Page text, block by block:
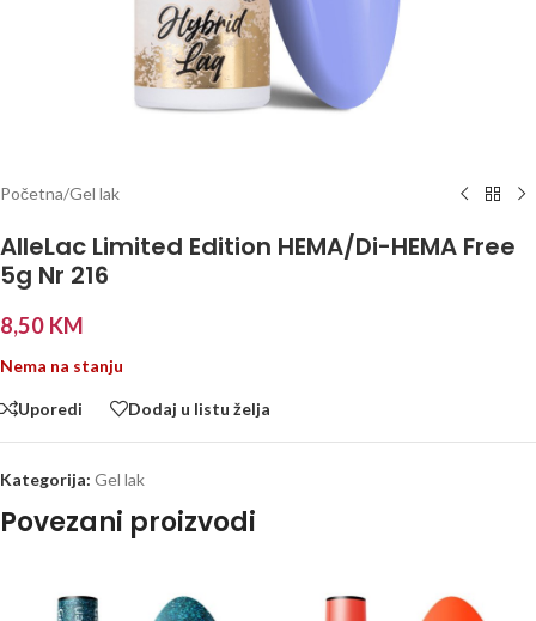
Početna/Gel lak
AlleLac Limited Edition HEMA/Di-HEMA Free
5g Nr 216
8,50 KM
Nema na stanju
Uporedi Dodaj u listu želja
Kategorija: Gel lak
Povezani proizvodi